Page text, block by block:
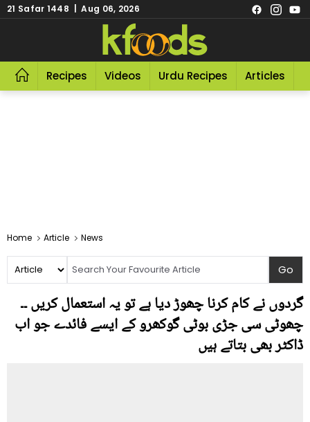
21 Safar 1448 | Aug 06, 2026
Recipes Videos Urdu Recipes Articles
Home Article News
گردوں نے کام کرنا چھوڑ دیا ہے تو یہ استعمال کریں ۔۔
چھوٹی سی جڑی بوٹی گوکھرو کے ایسے فائدے جو اب
ڈاکٹر بھی بتاتے ہیں